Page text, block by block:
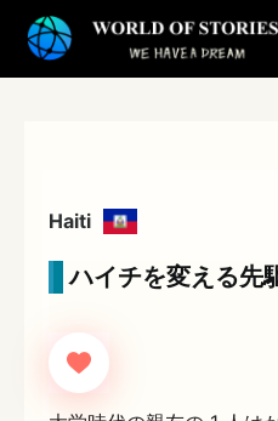
Haiti
ハイチを変える先